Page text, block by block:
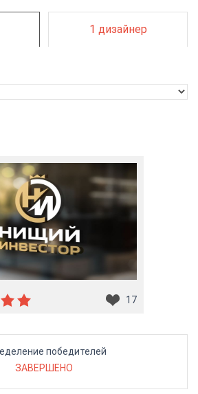
1 дизайнер
17
победителей
ЗАВЕРШЕНО